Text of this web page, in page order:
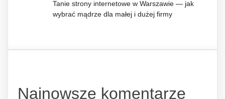
Tanie strony internetowe w Warszawie — jak
wybrać mądrze dla małej i dużej firmy
Najnowsze komentarze